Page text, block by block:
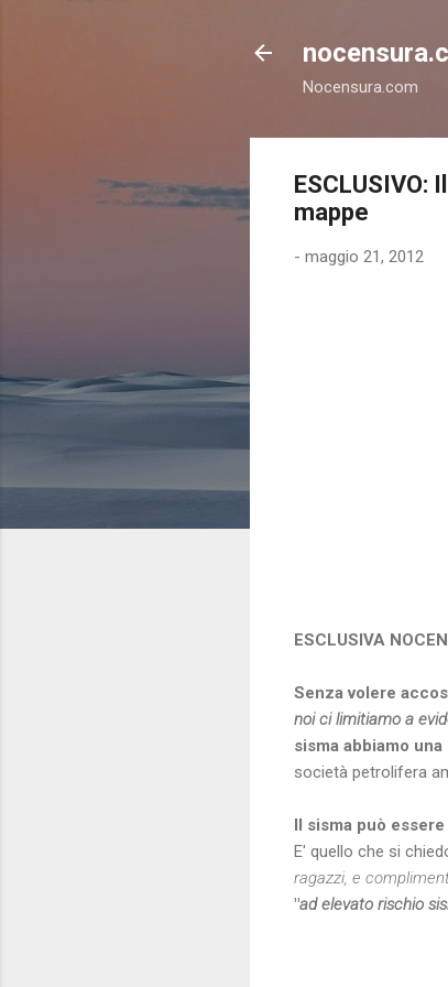
Nocensura.com
mappe
- maggio 21, 2012
ESCLUSIVA
Senza volere
noi ci limitiamo a
sisma abbiamo
società petrolifera
Il sisma può
E' quello che si
ragazzi, e
"ad elevato rischio